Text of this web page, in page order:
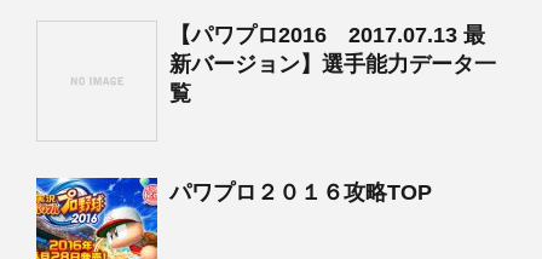
【パワプロ2016 2017.07.13 最
新バージョン】選手能力データ一
覧
パワプロ２０１６攻略TOP